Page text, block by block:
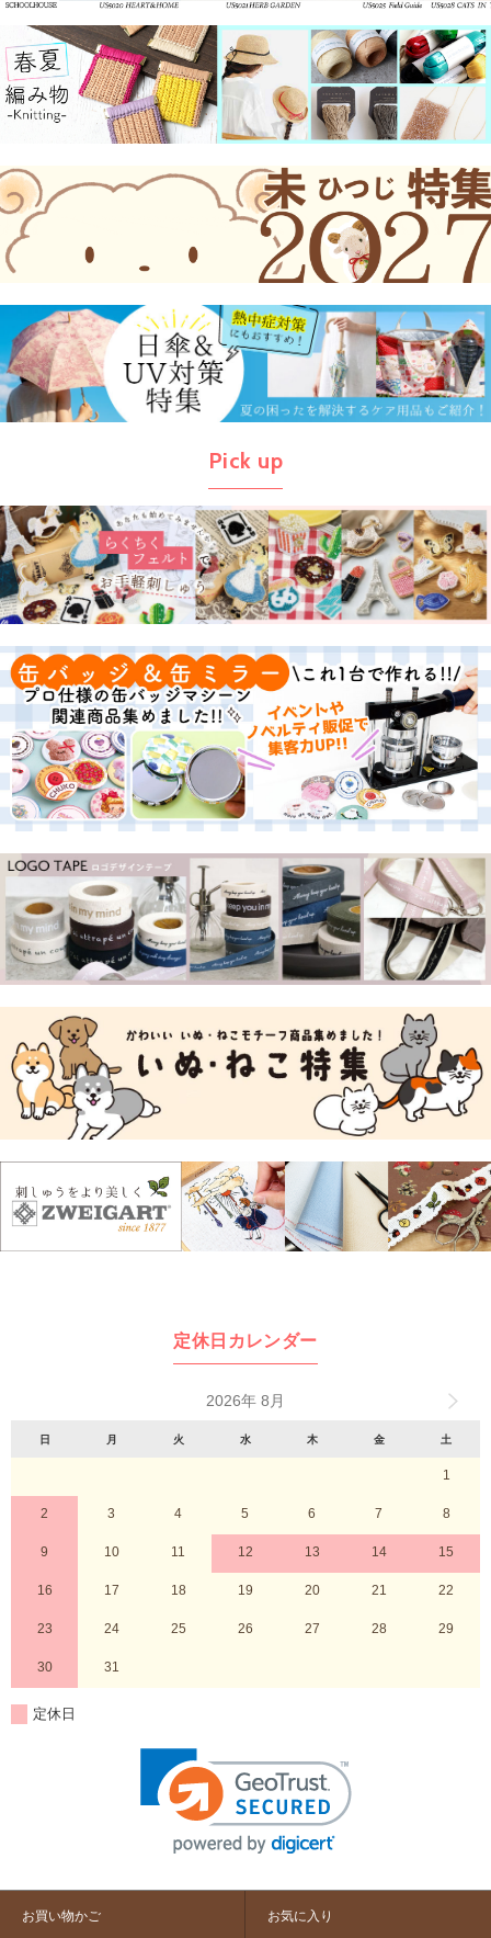
Pick up
定休日カレンダー
2026年 8月
日 月 火 水 木 金 土
1
2 3 4 5 6 7 8
9 10 11 12 13 14 15
16 17 18 19 20 21 22
23 24 25 26 27 28 29
30 31
定休日
お買い物かご お気に入り